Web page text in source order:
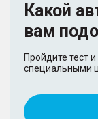
Какой
вам
Пройдите тест
специальными